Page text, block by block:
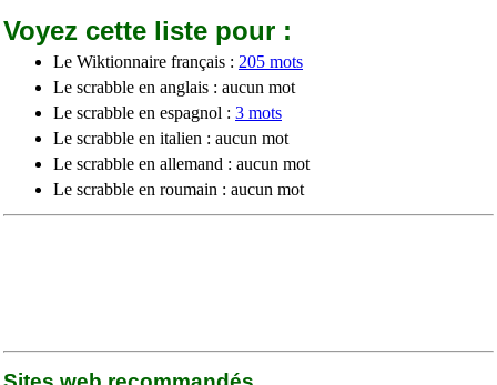
Voyez cette liste pour :
Le Wiktionnaire français : 205 mots
Le scrabble en anglais : aucun mot
Le scrabble en espagnol : 3 mots
Le scrabble en italien : aucun mot
Le scrabble en allemand : aucun mot
Le scrabble en roumain : aucun mot